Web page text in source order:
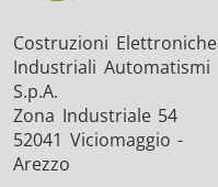
Costruzioni Elettroniche
Industriali Automatismi
S.p.A.
Zona Industriale 54
52041 Viciomaggio -
Arezzo